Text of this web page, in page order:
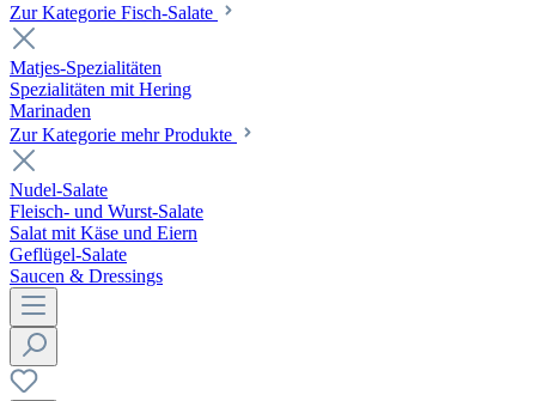
Zur Kategorie Fisch-Salate
Matjes-Spezialitäten
Spezialitäten mit Hering
Marinaden
Zur Kategorie mehr Produkte
Nudel-Salate
Fleisch- und Wurst-Salate
Salat mit Käse und Eiern
Geflügel-Salate
Saucen & Dressings